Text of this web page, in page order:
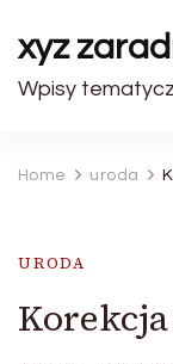
xyz
Wpisy
Home uroda
URODA
Korekcja